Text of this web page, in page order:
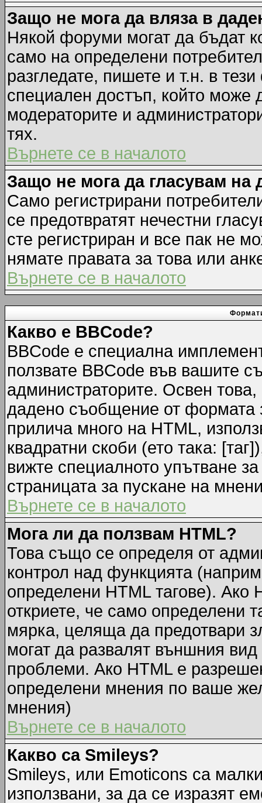
Защо не мога да вляза в
Някой форуми могат да бъдат
само на определени
разгледате, пишете и т.н. в
специален достъп, който може
модераторите и
тях.
Върнете се в началото
Защо не мога да гласувам на
Само регистрирани
се предотвратят нечестни
сте регистриран и все пак не
нямате правата за това или
Върнете се в началото
Какво е BBCode?
BBCode е специална
ползвате BBCode във вашите
администраторите. Освен
дадено съобщение от формата
прилича много на HTML,
квадратни скоби (ето така:
вижте специалното упътване
страницата за пускане на
Върнете се в началото
Мога ли да ползвам HTML?
Това също се определя от
контрол над функцията
определени HTML тагове).
откриете, че само определени
мярка, целяща да предотвари
могат да развалят външния
проблеми. Ако HTML е
определени мнения по ваше
мнения)
Върнете се в началото
Какво са Smileys?
Smileys, или Emoticons са
използвани, за да се изразят